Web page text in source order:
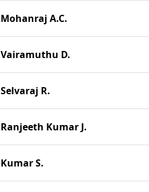
Mohanraj A.C.
Vairamuthu D.
Selvaraj R.
Ranjeeth Kumar J.
Kumar S.